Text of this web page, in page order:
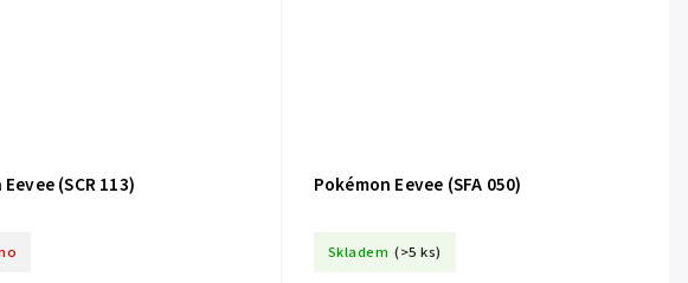
(SCR 113) Pokémon Eevee (SFA 050)
Skladem (>5 ks)